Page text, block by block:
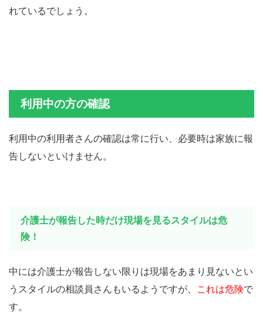
れているでしょう。
利用中の方の確認
利用中の利用者さんの確認は常に行い、必要時は家族に報
告しないといけません。
介護士が報告した時だけ現場を見るスタイルは危
険！
中には介護士が報告しない限りは現場をあまり見ないとい
うスタイルの相談員さんもいるようですが、 これは危険で
す。